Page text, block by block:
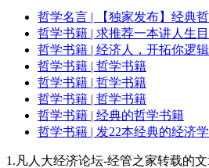
哲学名言 | 【独家发布】经典
哲学书籍 | 求推荐一本讲人生
哲学书籍 | 经济人，开拓你逻
哲学书籍 | 哲学书籍
哲学书籍 | 哲学书籍
哲学书籍 | 哲学书籍
哲学书籍 | 经典的哲学书籍
哲学书籍 | 发22本经典的经济
1.凡人大经济论坛-经管之家转载的